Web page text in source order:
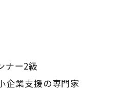
ナー2級
業支援の専門家